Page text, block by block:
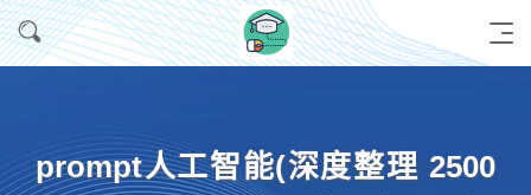
prompt人工智能(深度整理 2500